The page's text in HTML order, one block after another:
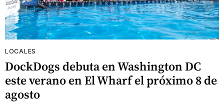
LOCALES
DockDogs debuta en Washington DC
este verano en El Wharf el próximo 8 de
agosto